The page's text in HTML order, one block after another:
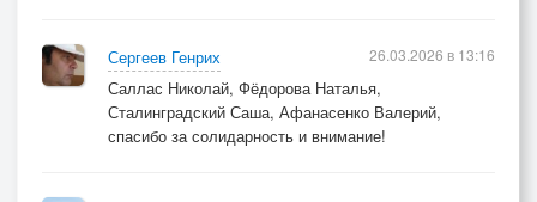
Сергеев Генрих
Саллас Николай, Фёдорова Наталья,
Сталинградский Саша, Афанасенко Валерий,
спасибо за солидарность и внимание!
26.03.2026 в 13:16